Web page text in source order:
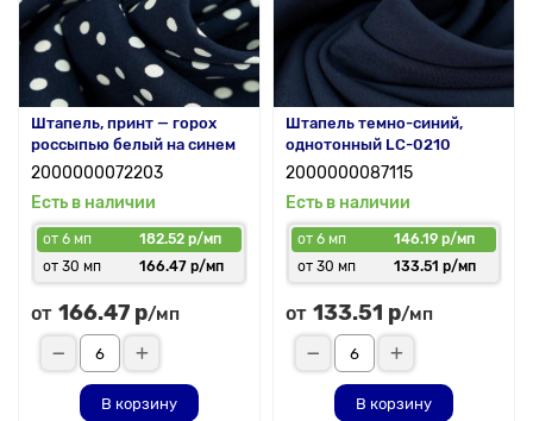
Штапель, принт — горох
россыпью белый на синем
2000000072203
Есть в наличии
от 6 мп
182.52 р/мп
от 30 мп
166.47 р/мп
от 166.47 р/мп
В корзину
Штапель темно-синий,
однотонный LC-0210
2000000087115
Есть в наличии
от 6 мп
146.19 р/мп
от 30 мп
133.51 р/мп
от 133.51 р/мп
В корзину